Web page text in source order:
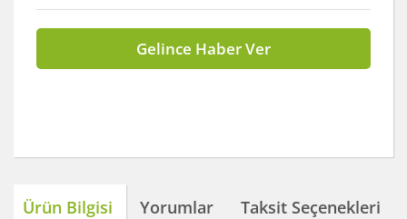
Gelince Haber Ver
Ürün Bilgisi Yorumlar Taksit Seçenekleri